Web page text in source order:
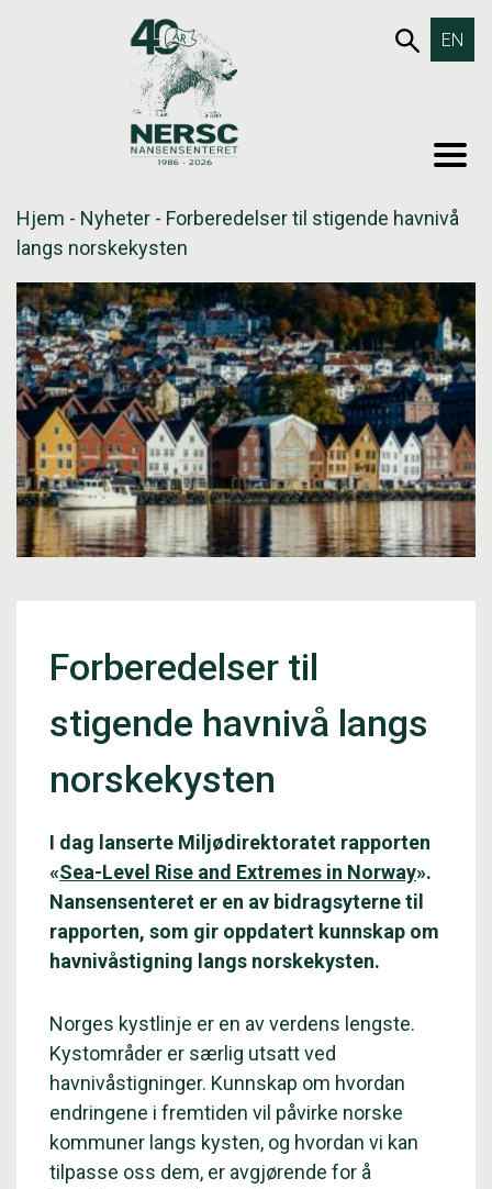
653SØK
EN
Hjem - Nyheter - Forberedelser til stigende havnivå
langs norskekysten
Forberedelser til
stigende havnivå langs
norskekysten
I dag lanserte Miljødirektoratet rapporten
«Sea-Level Rise and Extremes in Norway».
Nansensenteret er en av bidragsyterne til
rapporten, som gir oppdatert kunnskap om
havnivåstigning langs norskekysten.
Norges kystlinje er en av verdens lengste.
Kystområder er særlig utsatt ved
havnivåstigninger. Kunnskap om hvordan
endringene i fremtiden vil påvirke norske
kommuner langs kysten, og hvordan vi kan
tilpasse oss dem, er avgjørende for å